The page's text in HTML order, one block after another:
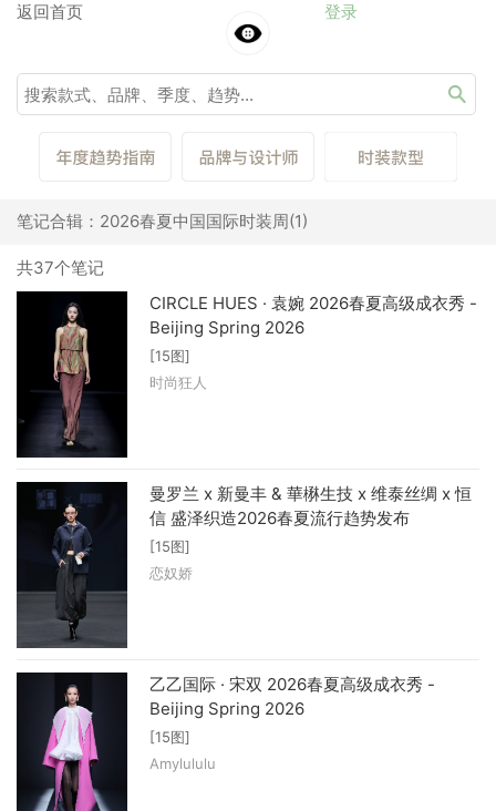
返回首页 登录
笔记合辑：2026春夏中国国际时装周(1)
共37个笔记
CIRCLE HUES · 袁婉 2026春夏高级成衣秀 -
Beijing Spring 2026
[15图]
时尚狂人
曼罗兰 x 新曼丰 & 華楙生技 x 维泰丝绸 x 恒
信 盛泽织造2026春夏流行趋势发布
[15图]
恋奴娇
乙乙国际 · 宋双 2026春夏高级成衣秀 -
Beijing Spring 2026
[15图]
Amylululu